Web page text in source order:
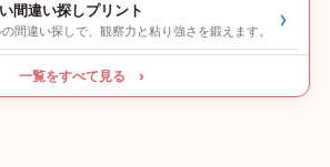
間違い探しプリント
間違い探しで、観察力と粘り強さを鍛えます。 ›
一覧をすべて見る ›